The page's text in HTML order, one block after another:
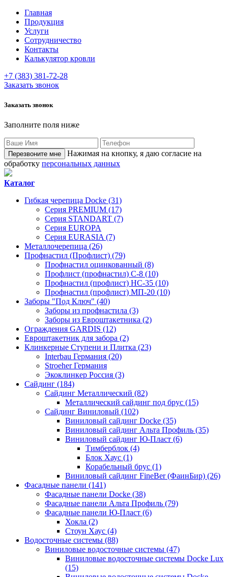
Главная
Продукция
Услуги
Сотрудничество
Контакты
Калькулятор кровли
+7 (383) 381-72-28
Заказать звонок
Заказать звонок
Заполните поля ниже
Нажимая на кнопку, я даю согласие на
обработку персональных данных
Каталог
Гибкая черепица Docke (31)
Серия PREMIUM (17)
Серия STANDART (7)
Серия EUROPA
Серия EURASIA (7)
Металлочерепица (26)
Профнастил (Профлист) (79)
Профнастил оцинкованный (8)
Профлист (профнастил) С-8 (10)
Профнастил (профлист) НС-35 (10)
Профнастил (профлист) МП-20 (10)
Заборы "Под Ключ" (40)
Заборы из профнастила (3)
Заборы из Евроштакетника (2)
Ограждения GARDIS (12)
Евроштакетник для забора (2)
Клинкерные Ступени и Плитка (23)
Interbau Германия (20)
Stroeher Германия
Экоклинкер Россия (3)
Сайдинг (184)
Сайдинг Металлический (82)
Металлический сайдинг под брус (15)
Сайдинг Виниловый (102)
Виниловый сайдинг Docke (35)
Виниловый сайдинг Альта Профиль (35)
Виниловый сайдинг Ю-Пласт (6)
Тимберблок (4)
Блок Хаус (1)
Корабельный брус (1)
Виниловый сайдинг FineBer (ФаинБир) (26)
Фасадные панели (141)
Фасадные панели Docke (38)
Фасадные панели Альта Профиль (79)
Фасадные панели Ю-Пласт (6)
Хокла (2)
Стоун Хаус (4)
Водосточные системы (88)
Виниловые водосточные системы (47)
Виниловые водосточные системы Docke Lux
(15)